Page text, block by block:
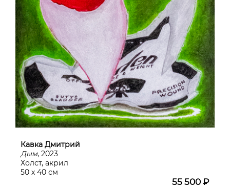
Кавка Дмитрий
Дым, 2023
Холст, акрил
50 х 40 см
55 500 ₽